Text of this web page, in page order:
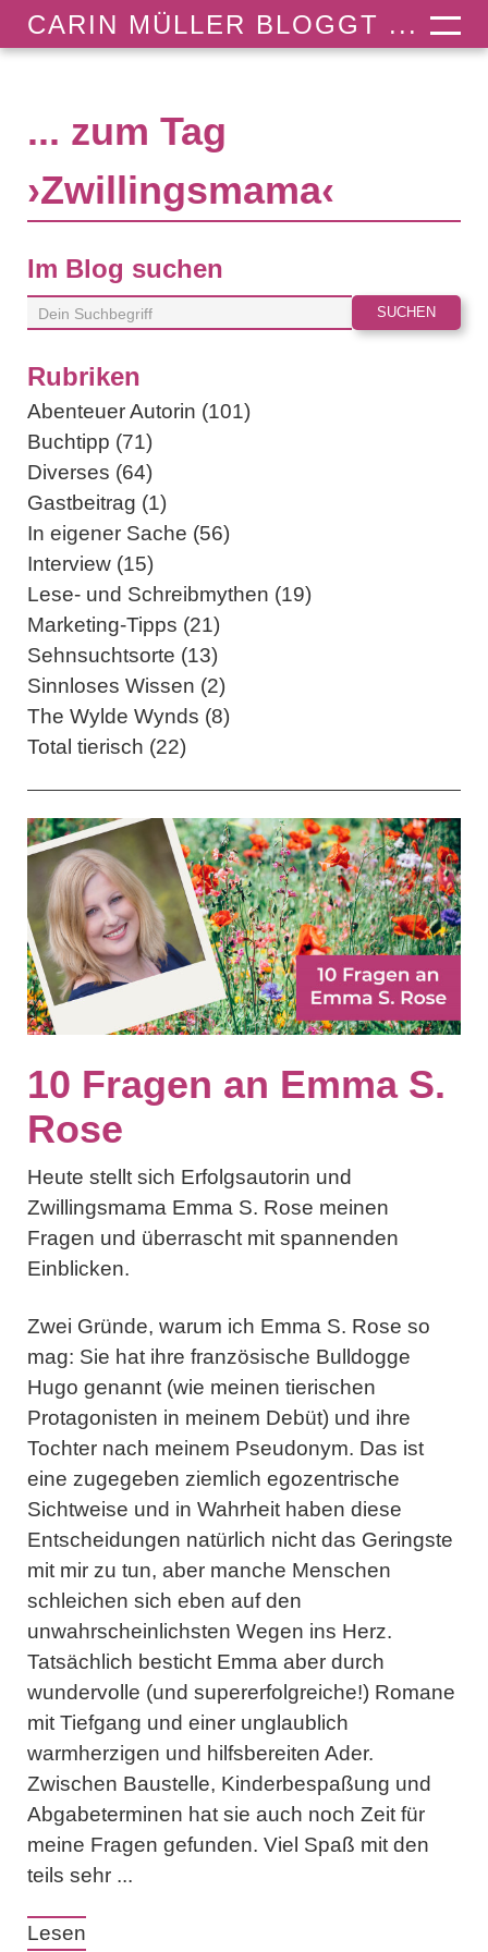
CARIN MÜLLER BLOGGT ...
... zum Tag
›Zwillingsmama‹
10 Fragen an Emma S.
Rose
Heute stellt sich Erfolgsautorin und
Zwillingsmama Emma S. Rose meinen
Fragen und überrascht mit spannenden
Einblicken.
Zwei Gründe, warum ich Emma S. Rose so
mag: Sie hat ihre französische Bulldogge
Hugo genannt (wie meinen tierischen
Protagonisten in meinem Debüt) und ihre
Tochter nach meinem Pseudonym. Das ist
eine zugegeben ziemlich egozentrische
Sichtweise und in Wahrheit haben diese
Entscheidungen natürlich nicht das Geringste
mit mir zu tun, aber manche Menschen
schleichen sich eben auf den
unwahrscheinlichsten Wegen ins Herz.
Tatsächlich besticht Emma aber durch
wundervolle (und supererfolgreiche!) Romane
mit Tiefgang und einer unglaublich
warmherzigen und hilfsbereiten Ader.
Zwischen Baustelle, Kinderbespaßung und
Abgabeterminen hat sie auch noch Zeit für
meine Fragen gefunden. Viel Spaß mit den
teils sehr ...
Lesen
Im Blog suchen
Rubriken
Abenteuer Autorin (101)
Buchtipp (71)
Diverses (64)
Gastbeitrag (1)
In eigener Sache (56)
Interview (15)
Lese- und Schreibmythen (19)
Marketing-Tipps (21)
Sehnsuchtsorte (13)
Sinnloses Wissen (2)
The Wylde Wynds (8)
Total tierisch (22)